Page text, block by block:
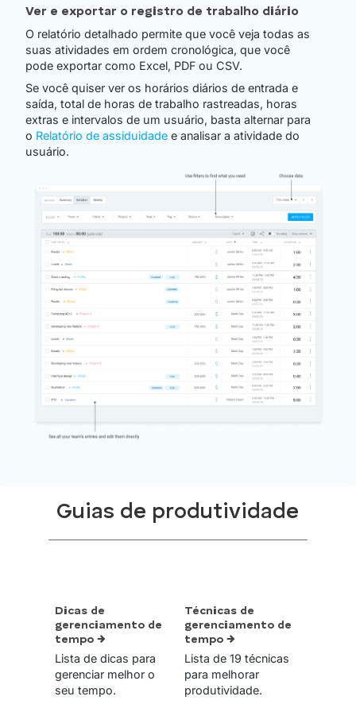
Ver e exportar o registro de trabalho diário
O relatório detalhado permite que você veja todas as
suas atividades em ordem cronológica, que você
pode exportar como Excel, PDF ou CSV.
Se você quiser ver os horários diários de entrada e
saída, total de horas de trabalho rastreadas, horas
extras e intervalos de um usuário, basta alternar para
o Relatório de assiduidade e analisar a atividade do
usuário.
Guias de produtividade
Dicas de
gerenciamento de
tempo →
Lista de dicas para
gerenciar melhor o
seu tempo.
Técnicas de
gerenciamento de
tempo →
Lista de 19 técnicas
para melhorar
produtividade.